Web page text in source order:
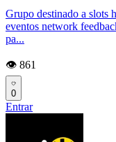
Grupo destinado a slots
eventos network
pa...
👁️ 861
0
Entrar